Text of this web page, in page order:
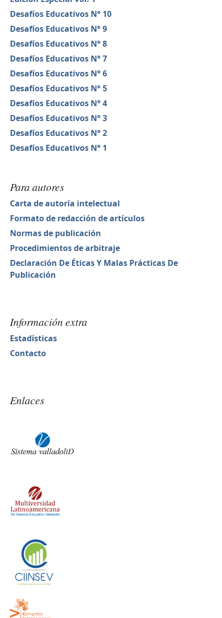
Desafíos Educativos N° 10
Desafíos Educativos N° 9
Desafíos Educativos N° 8
Desafíos Educativos N° 7
Desafíos Educativos N° 6
Desafíos Educativos N° 5
Desafíos Educativos N° 4
Desafíos Educativos N° 3
Desafíos Educativos N° 2
Desafíos Educativos N° 1
Para autores
Carta de autoría intelectual
Formato de redacción de artículos
Normas de publicación
Procedimientos de arbitraje
Declaración De Éticas Y Malas Prácticas De
Publicación
Información extra
Estadísticas
Contacto
Enlaces